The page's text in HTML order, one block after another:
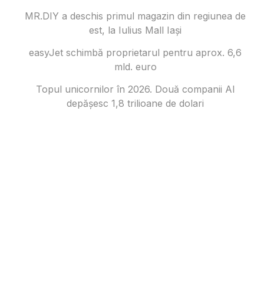
MR.DIY a deschis primul magazin din regiunea de
est, la Iulius Mall Iași
easyJet schimbă proprietarul pentru aprox. 6,6
mld. euro
Topul unicornilor în 2026. Două companii AI
depășesc 1,8 trilioane de dolari